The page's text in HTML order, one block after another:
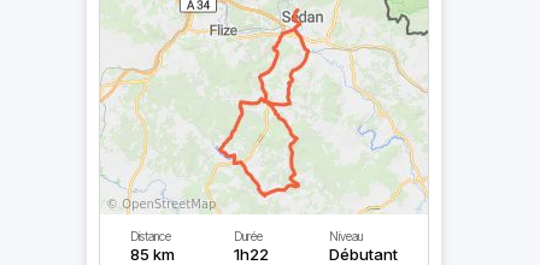
Distance
85 km
Durée
1h22
Niveau
Débutant